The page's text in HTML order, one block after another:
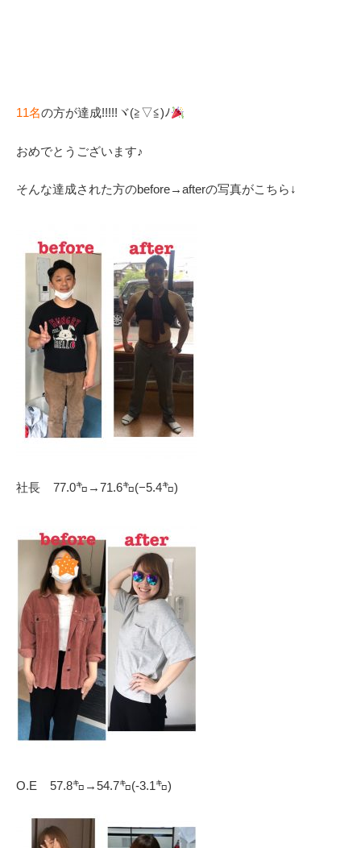
11名の方が達成!!!!!ヾ(≧▽≦)ﾉ
おめでとうございます♪
そんな達成された方のbefore→afterの写真がこちら↓
社長 77.0㌔→71.6㌔(−5.4㌔)
O.E 57.8㌔→54.7㌔(-3.1㌔)